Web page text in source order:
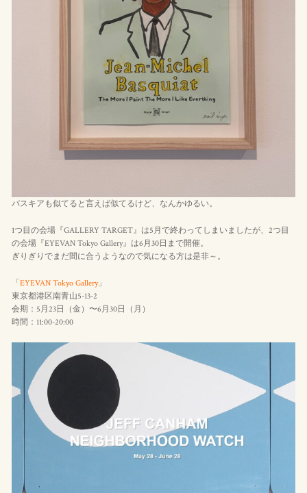
バスキアも似てると言えば似てるけど、なんかゆるい。
1つ目の会場『GALLERY TARGET』は5月で終わってしまいましたが、2つ目
の会場『EYEVAN Tokyo Gallery』は6月30日まで開催。
ぎりぎりでまだ間に合うようなので気になる方は是非～。
「 EYEVAN Tokyo Gallery」
東京都港区南青山5-13-2
会期：5月23日（金）〜6月30日（月）
時間：11:00-20:00